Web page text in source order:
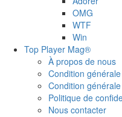
OMG
WTF
Win
Top Player Mag®
À propos de nous
Condition générale
Condition
Politique de
Nous contacter